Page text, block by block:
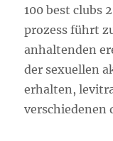
100 best clubs
prozess führt
anhaltenden
der sexuellen
erhalten,
verschiedenen